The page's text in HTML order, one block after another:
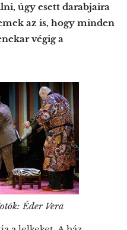
úgy esett darabjaira
az is, hogy minden
végig a
Éder Vera